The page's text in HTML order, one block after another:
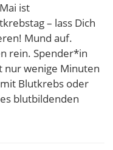
ist
– lass Dich
Mund auf.
rein. Spender*in
nur wenige Minuten
Blutkrebs oder
blutbildenden